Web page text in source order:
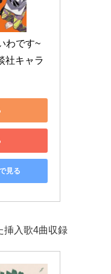
わです~
社キャラ
見る
挿入歌4曲収録